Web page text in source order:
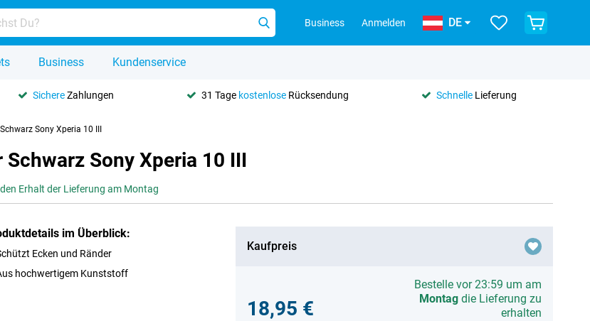
Business Anmelden DE
Business Kundenservice
SichereZahlungen 31 Tage kostenloseRücksendung SchnelleLieferung
Sony Xperia 10 III
Sony Xperia 10 III
Erhalt der Lieferung am Montag
im Überblick:
Ecken und Ränder
hochwertigem Kunststoff
Kaufpreis
18,95 €
Bestelle vor 23:59 um am
Montagdie Lieferung zu
erhalten